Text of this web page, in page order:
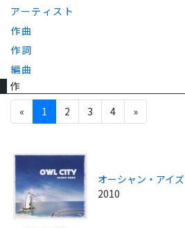
アーティスト
作曲
作詞
編曲
作
«
1 2 3 4 »
オーシャン・アイズ
2010